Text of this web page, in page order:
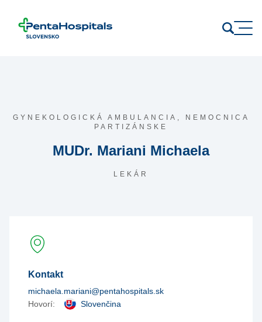
GYNEKOLOGICKÁ AMBULANCIA,
NEMOCNICA
PARTIZÁNSKE
MUDr. Mariani Michaela
LEKÁR
Kontakt
michaela.mariani@pentahospitals.sk
Hovorí:
Slovenčina